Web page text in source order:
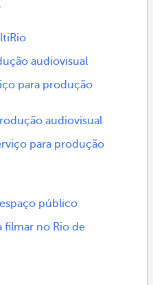
audiovisual
para produção
audiovisual
para produção
público
filmar no Rio de